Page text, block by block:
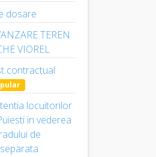
dosare
TEREN
VIOREL
contractual
locuitorilor
in vederea
de